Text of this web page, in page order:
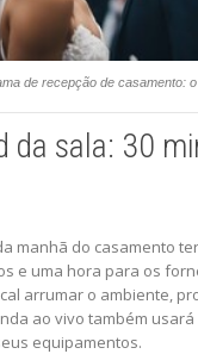
de recepção de casamento:
da sala: 30
manhã do casamento
e uma hora para os
arrumar o ambiente,
ao vivo também
equipamentos.